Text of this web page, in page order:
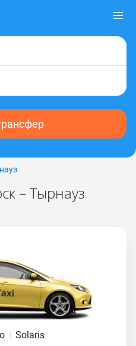
– Тырнауз
| Solaris